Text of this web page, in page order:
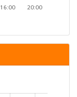
16:00
20:00